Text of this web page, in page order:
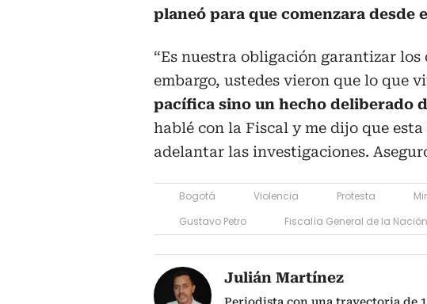
planeó para que comenzara desde
“Es nuestra obligación garantizar
embargo, ustedes vieron que lo que
pacífica sino un hecho deliberado
hablé con la Fiscal y me dijo que
adelantar las investigaciones.
Bogotá Violencia Protesta
Gustavo Petro
Fiscalía General de la Nación
Julián Martínez